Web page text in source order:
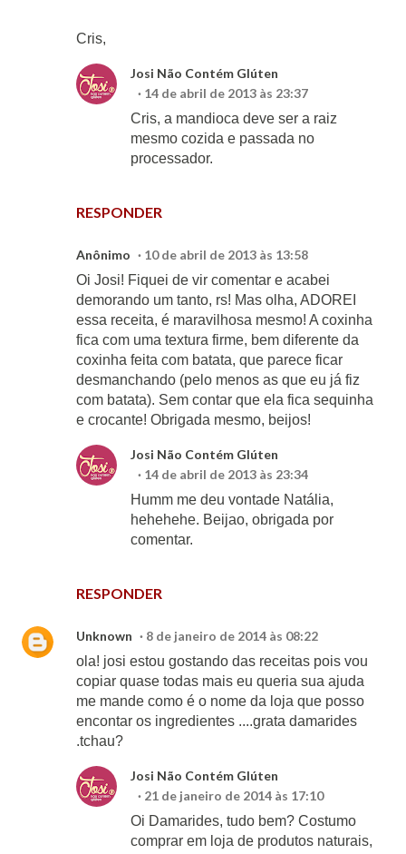
Cris,
RESPONDER
Josi Não Contém Glúten
14 de abril de 2013 às 23:37
Cris, a mandioca deve ser a raiz
mesmo cozida e passada no
processador.
Anônimo
10 de abril de 2013 às 13:58
Oi Josi! Fiquei de vir comentar e acabei
demorando um tanto, rs! Mas olha, ADOREI
essa receita, é maravilhosa mesmo! A coxinha
fica com uma textura firme, bem diferente da
coxinha feita com batata, que parece ficar
desmanchando (pelo menos as que eu já fiz
com batata). Sem contar que ela fica sequinha
e crocante! Obrigada mesmo, beijos!
RESPONDER
Josi Não Contém Glúten
14 de abril de 2013 às 23:34
Humm me deu vontade Natália,
hehehehe. Beijao, obrigada por
comentar.
Unknown
8 de janeiro de 2014 às 08:22
ola! josi estou gostando das receitas pois vou
copiar quase todas mais eu queria sua ajuda
me mande como é o nome da loja que posso
encontar os ingredientes ....grata damarides
.tchau?
Josi Não Contém Glúten
21 de janeiro de 2014 às 17:10
Oi Damarides, tudo bem? Costumo
comprar em loja de produtos naturais,